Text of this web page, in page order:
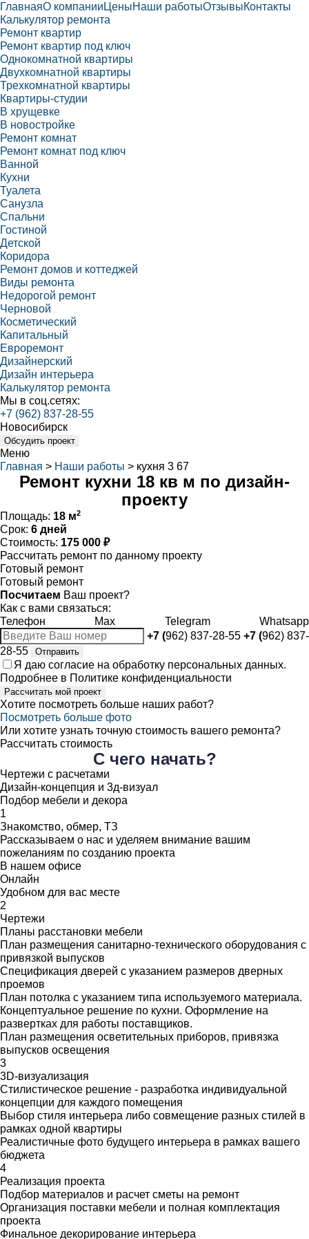
ГлавнаяО компании ЦеныНаши работыОтзывыКонтакты
Калькулятор ремонта
Ремонт квартир
Ремонт квартир под ключ
Однокомнатной квартиры
Двухкомнатной квартиры
Трехкомнатной квартиры
Квартиры-студии
В хрущевке
В новостройке
Ремонт комнат
Ремонт комнат под ключ
Ванной
Кухни
Туалета
Санузла
Спальни
Гостиной
Детской
Коридора
Ремонт домов и коттеджей
Виды ремонта
Недорогой ремонт
Черновой
Косметический
Капитальный
Евроремонт
Дизайнерский
Дизайн интерьера
Калькулятор ремонта
Мы в соц.сетях:
+7 (962) 837-28-55
Новосибирск
Обсудить проект
Меню
Главная > Наши работы > кухня 3 67
Ремонт кухни 18 кв м по дизайн-
проекту
Площадь: 18 м2
Срок: 6 дней
Стоимость: 175 000 ₽
Рассчитать ремонт по данному проекту
Готовый ремонт
Готовый ремонт
Посчитаем Ваш проект?
Как с вами связаться:
Телефон
Max Telegram
Whatsapp
+7 (962) 837-28-55 +7 (962) 837-
28-55
Отправить
Я даю согласие на обработку персональных данных.
Подробнее в Политике конфиденциальности
Рассчитать мой проект
Хотите посмотреть больше наших работ?
Посмотреть больше фото
Или хотите узнать точную стоимость вашего ремонта?
Рассчитать стоимость
С чего начать?
Чертежи с расчетами
Дизайн-концепция и 3д-визуал
Подбор мебели и декора
1
Знакомство, обмер, ТЗ
Рассказываем о нас и уделяем внимание вашим
пожеланиям по созданию проекта
В нашем офисе
Онлайн
Удобном для вас месте
2
Чертежи
Планы расстановки мебели
План размещения санитарно-технического оборудования с
привязкой выпусков
Спецификация дверей с указанием размеров дверных
проемов
План потолка с указанием типа используемого материала.
Концептуальное решение по кухни. Оформление на
развертках для работы поставщиков.
План размещения осветительных приборов, привязка
выпусков освещения
3
3D-визуализация
Стилистическое решение - разработка индивидуальной
концепции для каждого помещения
Выбор стиля интерьера либо совмещение разных стилей в
рамках одной квартиры
Реалистичные фото будущего интерьера в рамках вашего
бюджета
4
Реализация проекта
Подбор материалов и расчет сметы на ремонт
Организация поставки мебели и полная комплектация
проекта
Финальное декорирование интерьера